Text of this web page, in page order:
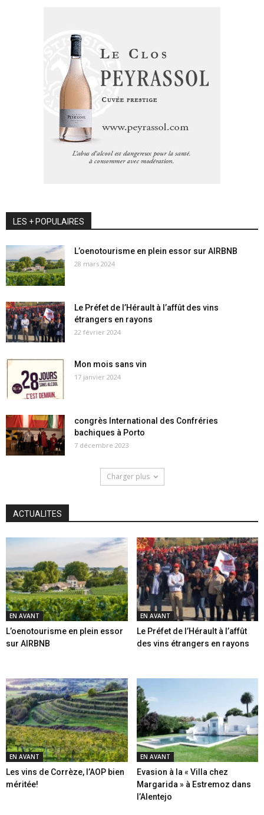
LES + POPULAIRES
L’oenotourisme en plein essor sur AIRBNB
28 mars 2024
Le Préfet de l’Hérault à l’affût des vins
étrangers en rayons
22 février 2024
Mon mois sans vin
17 janvier 2024
congrès International des Confréries
bachiques à Porto
7 décembre 2023
Charger plus
ACTUALITES
EN AVANT
L’oenotourisme en plein essor
sur AIRBNB
EN AVANT
Le Préfet de l’Hérault à l’affût
des vins étrangers en rayons
EN AVANT
Les vins de Corrèze, l’AOP bien
méritée!
EN AVANT
Evasion à la « Villa chez
Margarida » à Estremoz dans
l’Alentejo